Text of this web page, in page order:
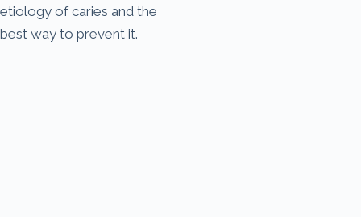
etiology of caries and the
best way to prevent it.